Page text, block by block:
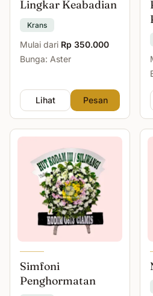
Lingkar Keabadian
Krans
Mulai dari Rp 350.000
Bunga: Aster
Lihat Pesan
Simfoni
Penghormatan